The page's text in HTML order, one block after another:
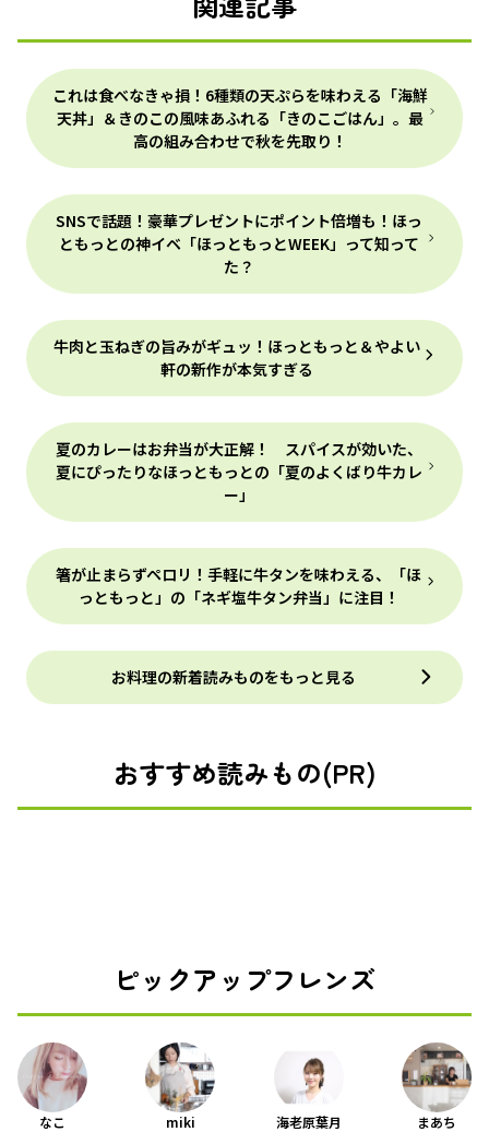
これは食べなきゃ損！6種類の天ぷらを味わえる「海鮮
天丼」＆きのこの風味あふれる「きのこごはん」。最
高の組み合わせで秋を先取り！
SNSで話題！豪華プレゼントにポイント倍増も！ほっ
ともっとの神イベ「ほっともっとWEEK」って知って
た？
牛肉と玉ねぎの旨みがギュッ！ほっともっと＆やよい
軒の新作が本気すぎる
夏のカレーはお弁当が大正解！ スパイスが効いた、
夏にぴったりなほっともっとの「夏のよくばり牛カレ
ー」
箸が止まらずペロリ！手軽に牛タンを味わえる、「ほ
っともっと」の「ネギ塩牛タン弁当」に注目！
お料理の新着読みものをもっと見る
おすすめ読みもの(PR)
ピックアップフレンズ
なこ miki 海老原葉月 まあち